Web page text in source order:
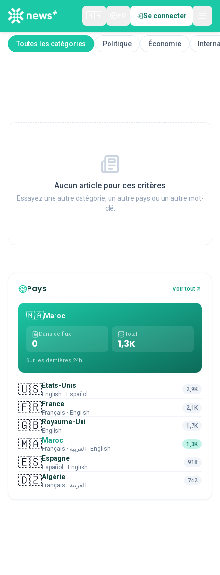
Se connecter
Toutes les catégories Politique Économie
Aucun article pour ces critères
Essayez une autre catégorie, un autre pays ou un autre mot-
clé.
Pays Voir tout
🇲🇦Maroc
Dans ce flux
0
Total
1,3K
Sur les dernières 24h
🇺🇸États-Unis
English · Español
2,9K
🇫🇷France
Français · English
2,1K
🇬🇧Royaume-Uni
English
1,7K
🇲🇦Maroc
Français · العربية · English
1,3K
🇪🇸Espagne
Español · English
918
🇩🇿Algérie
Français · العربية
742